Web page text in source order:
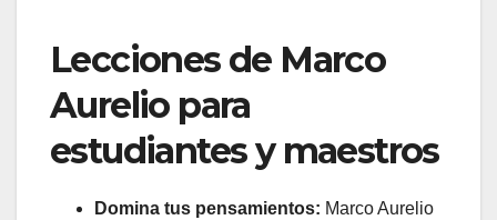
Lecciones de Marco
Aurelio para
estudiantes y maestros
Domina tus pensamientos: Marco Aurelio